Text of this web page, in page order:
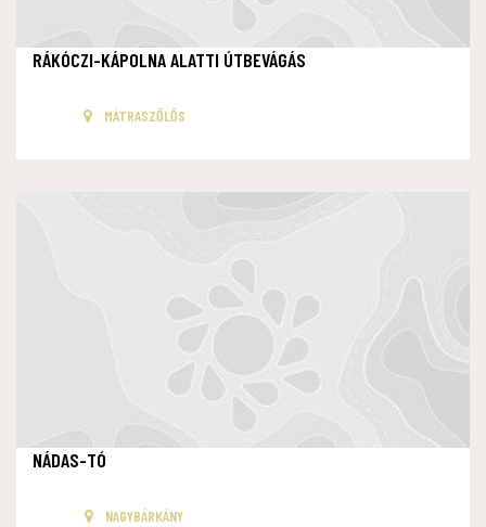
RÁKÓCZI-KÁPOLNA ALATTI ÚTBEVÁGÁS
MÁTRASZŐLŐS
NÁDAS-TÓ
NAGYBÁRKÁNY